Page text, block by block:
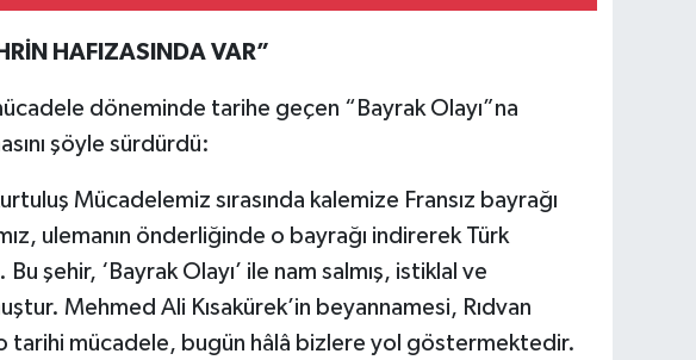
HAFIZASINDA VAR”
döneminde tarihe geçen “Bayrak Olayı”na
şöyle sürdürdü:
Mücadelemiz sırasında kalemize Fransız bayrağı
ulemanın önderliğinde o bayrağı indirerek Türk
şehir, ‘Bayrak Olayı’ ile nam salmış, istiklal ve
Mehmed Ali Kısakürek’in beyannamesi, Rıdvan
tarihi mücadele, bugün hâlâ bizlere yol göstermektedir.